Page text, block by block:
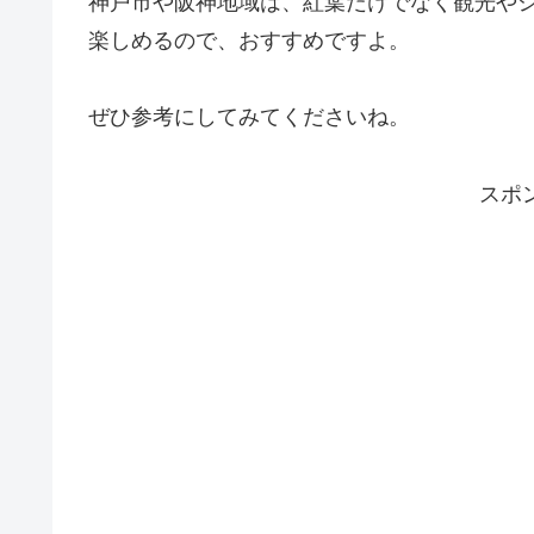
楽しめるので、おすすめですよ。
ぜひ参考にしてみてくださいね。
スポ